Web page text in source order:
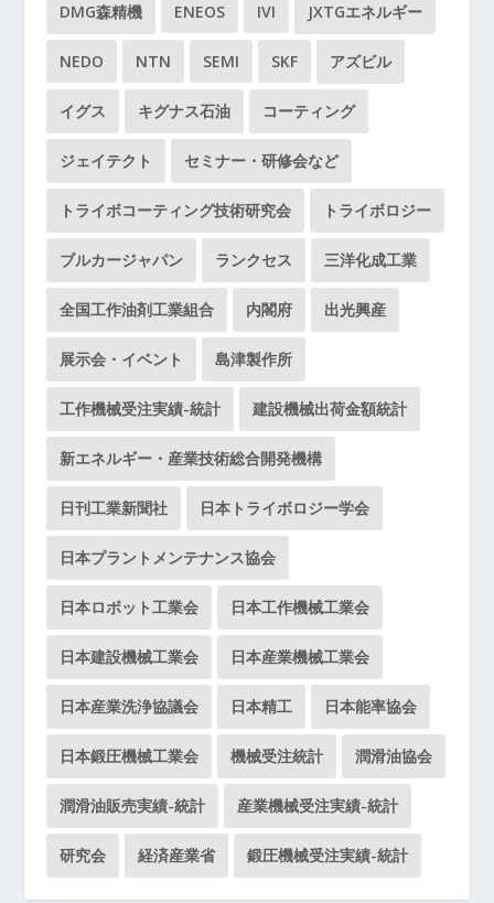
DMG森精機 ENEOS IVI JXTGエネルギー
NEDO NTN SEMI SKF アズビル
イグス キグナス石油 コーティング
ジェイテクト セミナー・研修会など
トライボコーティング技術研究会 トライボロジー
ブルカージャパン ランクセス 三洋化成工業
全国工作油剤工業組合 内閣府 出光興産
展示会・イベント 島津製作所
工作機械受注実績-統計 建設機械出荷金額統計
新エネルギー・産業技術総合開発機構
日刊工業新聞社 日本トライボロジー学会
日本プラントメンテナンス協会
日本ロボット工業会 日本工作機械工業会
日本建設機械工業会 日本産業機械工業会
日本産業洗浄協議会 日本精工 日本能率協会
日本鍛圧機械工業会 機械受注統計 潤滑油協会
潤滑油販売実績-統計 産業機械受注実績-統計
研究会 経済産業省 鍛圧機械受注実績-統計